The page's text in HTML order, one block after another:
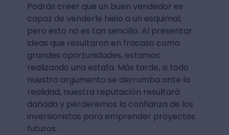
Podrás creer que un buen vendedor es
capaz de venderle hielo a un esquimal,
pero esto no es tan sencillo. Al presentar
ideas que resultaron en fracaso como
grandes oportunidades, estamos
realizando una estafa. Más tarde, si todo
nuestro argumento se derrumba ante la
realidad, nuestra reputación resultará
dañada y perderemos la confianza de los
inversionistas para emprender proyectos
futuros.